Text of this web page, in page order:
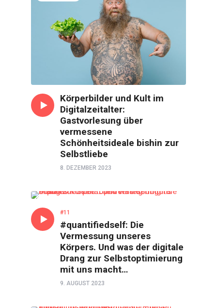
Körperbilder und Kult im
Digitalzeitalter:
Gastvorlesung über
vermessene
Schönheitsideale bishin zur
Selbstliebe
8. DEZEMBER 2023
#11
#quantifiedself: Die
Vermessung unseres
Körpers. Und was der digitale
Drang zur Selbstoptimierung
mit uns macht…
9. AUGUST 2023